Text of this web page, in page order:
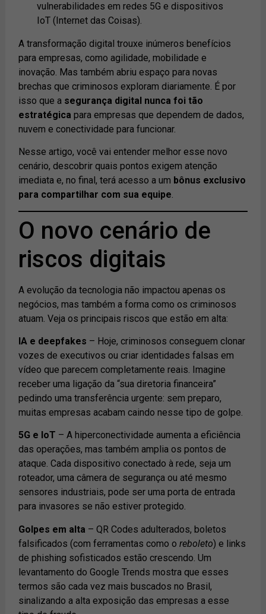
vulnerabilidades em redes 5G e dispositivos
IoT (Internet das Coisas).
A transformação digital trouxe inúmeros benefícios
para empresas, como agilidade, mobilidade e
inovação. Mas também abriu espaço para novas
brechas que criminosos exploram diariamente. É por
isso que a segurança digital nunca foi tão
estratégica para empresas que dependem de dados,
nuvem e conectividade para funcionar.
Nesse artigo, você vai entender melhor esse novo
cenário, descobrir quais pontos exigem atenção
imediata e, no final, terá acesso a um bônus exclusivo
para compartilhar com sua equipe.
O novo cenário de
riscos digitais
A evolução da tecnologia não impactou apenas os
negócios, mas também a forma como os criminosos
atuam. Veja os principais riscos que estão em alta:
IA e deepfakes – Hoje, criminosos conseguem clonar
vozes de executivos ou criar identidades falsas em
vídeo que parecem completamente reais. Imagine
receber uma ligação da “sua diretoria financeira”
pedindo uma transferência urgente: sem preparo,
muitas empresas acabam caindo nesse tipo de golpe.
5G e IoT – A hiperconectividade aumenta a eficiência
das operações, mas também amplia os pontos de
ataque. Cada dispositivo conectado à rede, seja um
roteador, uma câmera de segurança ou até mesmo
sensores industriais, pode ser uma porta de entrada
para invasores se não estiver protegido.
Golpes em alta – QR Codes adulterados, boletos
falsificados (com ferramentas como oreboleto) e links
de phishing sofisticados estão crescendo. Um
levantamento do Google Trends mostra que esses
termos são cada vez mais buscados no Brasil,
sinalizando a alta exposição das empresas a esse